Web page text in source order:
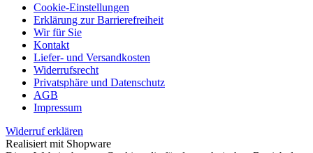
Cookie-Einstellungen
Erklärung zur Barrierefreiheit
Wir für Sie
Kontakt
Liefer- und Versandkosten
Widerrufsrecht
Privatsphäre und Datenschutz
AGB
Impressum
Widerruf erklären
Realisiert mit Shopware